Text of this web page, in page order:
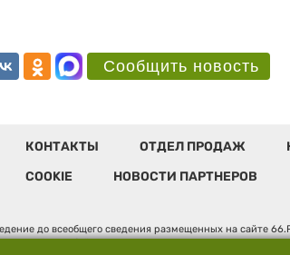
Сообщить новость
КОНТАКТЫ ОТДЕЛ ПРОДАЖ
COOKIE
НОВОСТИ ПАРТНЕРОВ
до всеобщего сведения размещенных на сайте
службой по надзору в сфере связи,